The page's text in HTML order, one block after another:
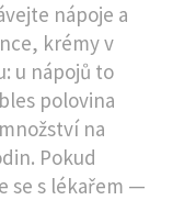
nápoje a
krémy v
u nápojů to
polovina
na
Pokud
se s lékařem —